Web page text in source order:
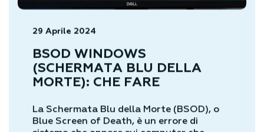
29 Aprile 2024
BSOD WINDOWS
(SCHERMATA BLU DELLA
MORTE): CHE FARE
La Schermata Blu della Morte (BSOD), o
Blue Screen of Death, è un errore di